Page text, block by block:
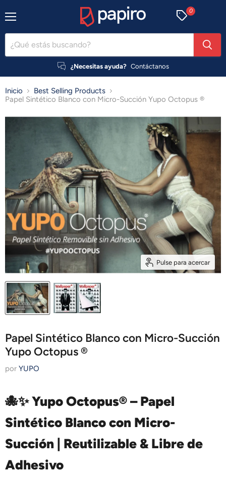
¿Necesitas ayuda? Contáctanos
0
Inicio
Best Selling Products
Papel Sintético Blanco con Micro-Succión Yupo Octopus ®
Pulse para acercar
Papel Sintético Blanco con Micro-Succión
Yupo Octopus ®
por YUPO
🐙✨ Yupo Octopus® – Papel
Sintético Blanco con Micro-
Succión | Reutilizable & Libre de
Adhesivo